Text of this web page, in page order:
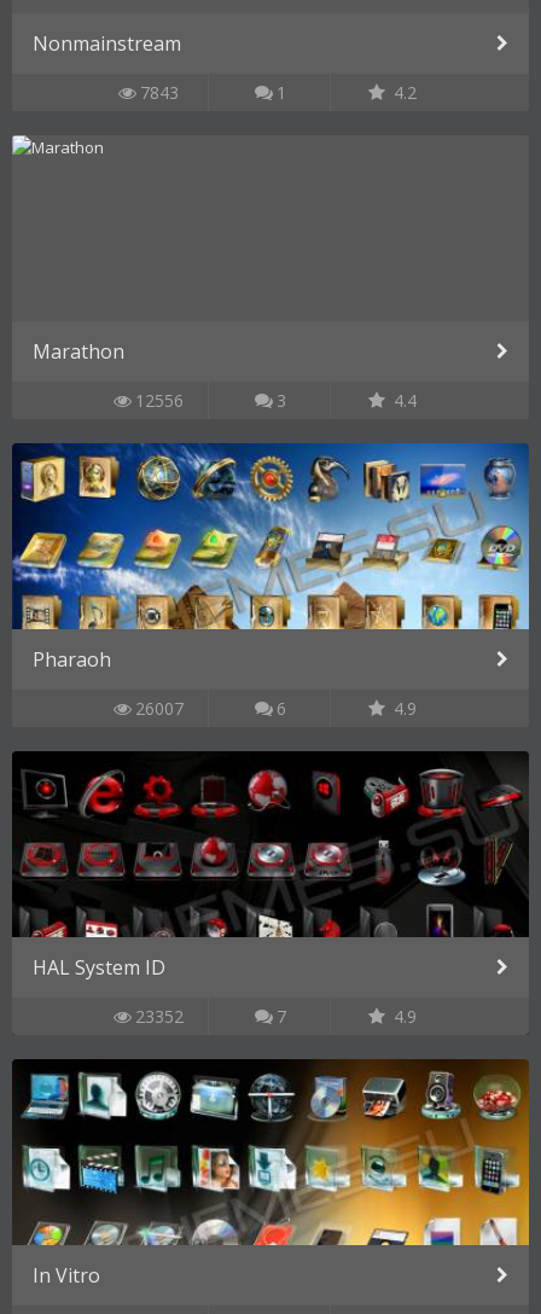
Nonmainstream
7843 1 4.2
Marathon
12556 3 4.4
Pharaoh
26007 6 4.9
HAL System ID
23352 7 4.9
In Vitro